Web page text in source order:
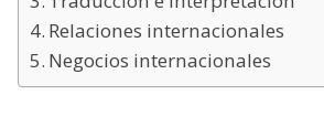
Relaciones internacionales
Negocios internacionales